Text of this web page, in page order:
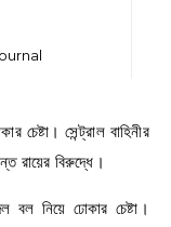
রায়ের বিরুদ্ধে।
নিয়ে ঢোকার চেষ্টা।